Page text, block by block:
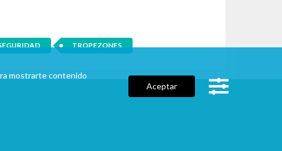
TROPEZONES
mostrarte contenido
Aceptar